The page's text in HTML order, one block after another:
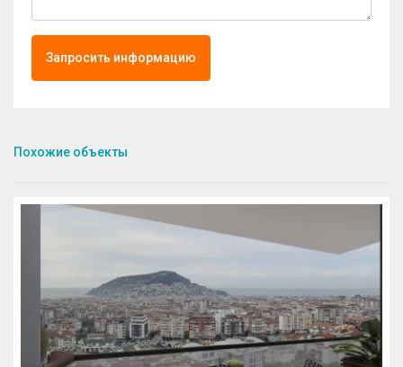
Запросить информацию
Похожие объекты